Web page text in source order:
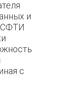
и
СФТИ
с